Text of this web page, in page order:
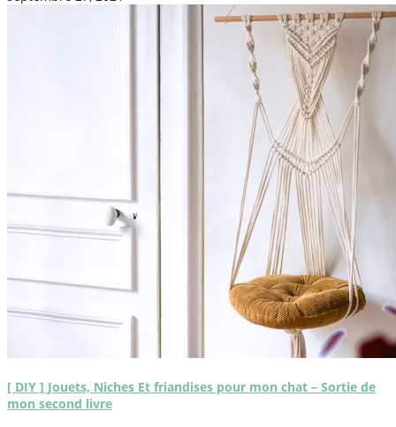
[ DIY ] Jouets, Niches Et friandises pour mon chat – Sortie de
mon second livre